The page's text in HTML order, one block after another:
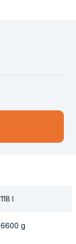
118 l
6600 g